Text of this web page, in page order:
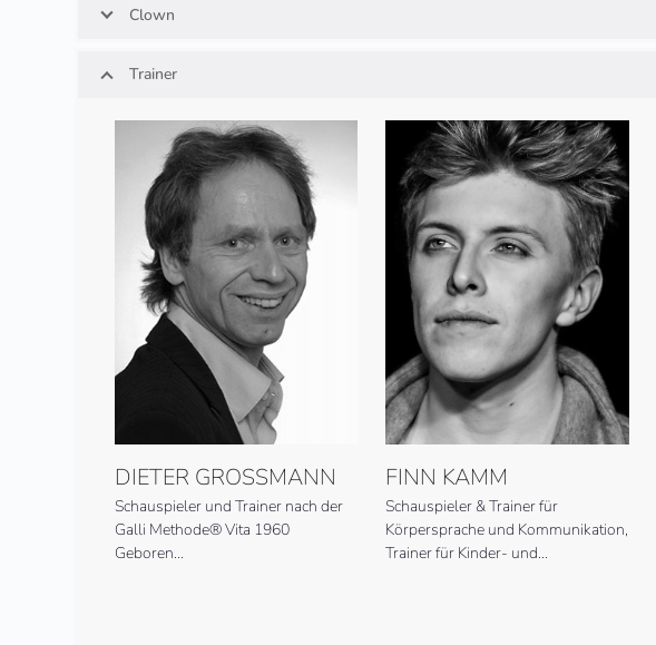
Clown
Trainer
DIETER GROSSMANN
Schaus­piel­er und Train­er nach der
Galli Methode® Vita 1960
Geboren…
FINN KAMM
Schauspieler & Trainer für
Körpersprache und Kommunikation,
Trainer für Kinder- und…